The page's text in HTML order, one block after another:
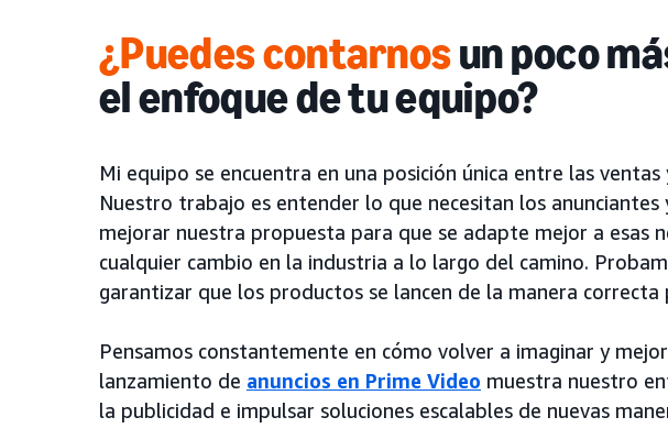
¿Puedes contarnosun poco
el enfoque de tu equipo?
Mi equipo se encuentra en una posición única entre las
Nuestro trabajo es entender lo que necesitan los
mejorar nuestra propuesta para que se adapte mejor a esas
cualquier cambio en la industria a lo largo del camino.
garantizar que los productos se lancen de la manera correcta
Pensamos constantemente en cómo volver a imaginar y
lanzamiento de anuncios en Prime Video muestra nuestro
la publicidad e impulsar soluciones escalables de nuevas